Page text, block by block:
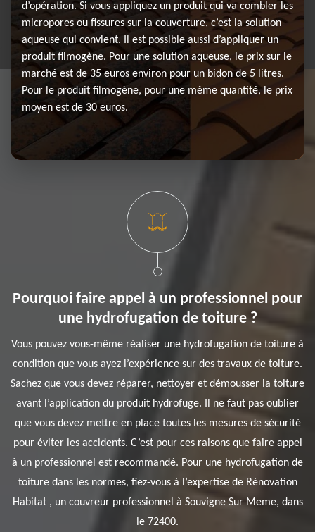
d’opération. Si vous appliquez un produit qui va combler les
micropores ou fissures sur la couverture, c’est la solution
aqueuse qui convient. Il est possible aussi d’appliquer un
produit filmogène. Pour une solution aqueuse, le prix sur le
marché est de 35 euros environ pour un bidon de 5 litres.
Pour le produit filmogène, pour une même quantité, le prix
moyen est de 30 euros.
Pourquoi faire appel à un professionnel pour
une hydrofugation de toiture ?
Vous pouvez vous-même réaliser une hydrofugation de toiture à
condition que vous ayez l’expérience sur des travaux de toiture.
Sachez que vous devez réparer, nettoyer et démousser la toiture
avant l’application du produit hydrofuge. Il ne faut pas oublier
que vous devez mettre en place toutes les mesures de sécurité
pour éviter les accidents. C’est pour ces raisons que faire appel
à un professionnel est recommandé. Pour une hydrofugation de
toiture dans les normes, fiez-vous à l’expertise de Rénovation
Habitat , un couvreur professionnel à Souvigne Sur Meme, dans
le 72400.